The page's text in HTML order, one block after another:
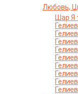
Любовь,
Шар Я